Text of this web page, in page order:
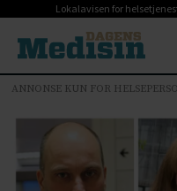
Lokalavisen for
ANNONSE KUN FOR